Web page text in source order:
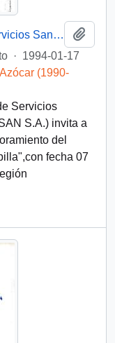
Inauguración por la Empresa de Servicios Sanitarios de Antofagasta, S.A. (ESSAN S.A.) en 1994
· 1994-01-17
(1990-
Servicios
S.A.) invita a
del
fecha 07